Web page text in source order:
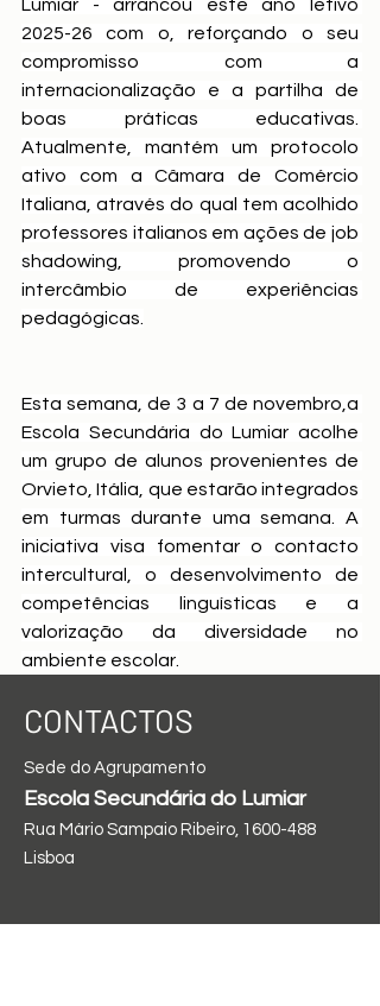
Lumiar - arrancou este ano letivo
2025-26 com o, reforçando o seu
compromisso com a
internacionalização e a partilha de
boas práticas educativas.
Atualmente, mantém um protocolo
ativo com a Câmara de Comércio
Italiana, através do qual tem acolhido
professores italianos em ações de job
shadowing, promovendo o
intercâmbio de experiências
pedagógicas.
Esta semana, de 3 a 7 de novembro,a
Escola Secundária do Lumiar acolhe
um grupo de alunos provenientes de
Orvieto, Itália, que estarão integrados
em turmas durante uma semana. A
iniciativa visa fomentar o contacto
intercultural, o desenvolvimento de
competências linguísticas e a
valorização da diversidade no
ambiente escolar.
Posts recentes
CONTACTOS
Sede do Agrupamento
Escola Secundária do Lumiar
Rua Mário Sampaio Ribeiro, 1600-488
Lisboa